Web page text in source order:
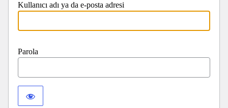
Kullanıcı adı ya da e-posta adresi
Parola